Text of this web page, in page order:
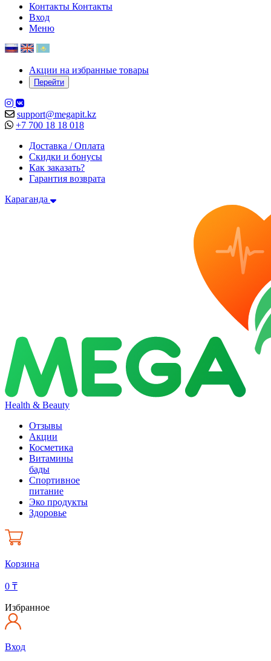
Контакты Контакты
Вход
Меню
Акции на избранные товары
Перейти
support@megapit.kz
+7 700 18 18 018
Доставка / Оплата
Скидки и бонусы
Как заказать?
Гарантия возврата
Караганда
Health & Beauty
Отзывы
Акции
Косметика
Витамины
бады
Спортивное
питание
Эко продукты
Здоровье
Корзина
0 ₸
Избранное
Вход